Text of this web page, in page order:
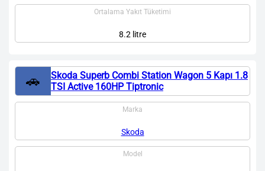
Ortalama Yakıt Tüketimi
8.2 litre
🚗
Skoda Superb Combi Station Wagon 5 Kapı 1.8
TSI Active 160HP Tiptronic
Marka
Skoda
Model